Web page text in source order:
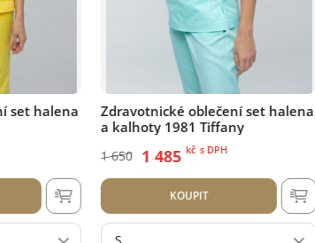
set halena
Zdravotnické oblečení set halena
a kalhoty 1889 Cyklamen
1 700 1 445 kč s DPH
KOUPIT